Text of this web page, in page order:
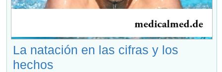
La natación en las cifras y los
hechos